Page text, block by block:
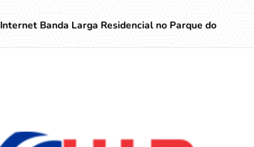
Internet Banda Larga Residencial no Parque do